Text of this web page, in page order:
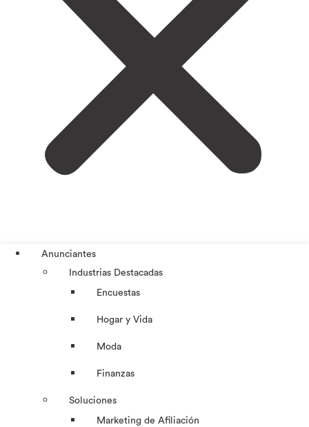
Anunciantes
Industrias Destacadas
Encuestas
Hogar y Vida
Moda
Finanzas
Soluciones
Marketing de Afiliación